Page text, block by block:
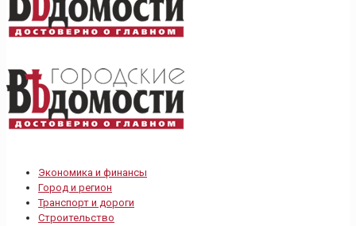
Экономика и финансы
Город и регион
Транспорт и дороги
Строительство